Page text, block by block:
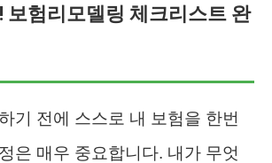
보험리모델링 체크리스트 완
기 전에 스스로 내 보험을 한번
은 매우 중요합니다. 내가 무엇